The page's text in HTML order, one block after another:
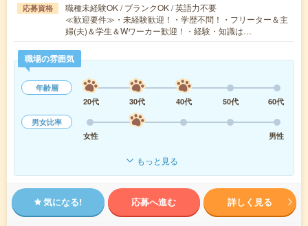
応募資格
職種未経験OK / ブランクOK / 英語力不要
≪歓迎要件≫・未経験歓迎！・学歴不問！・フリーター＆主
婦(夫)＆学生＆Wワーカー歓迎！・経験・知識は…
職場の雰囲気
年齢層
20代
30代 40代 50代
60代
男女比率
女性
男性
もっと見る
気になる! 応募へ進む 詳しく見る